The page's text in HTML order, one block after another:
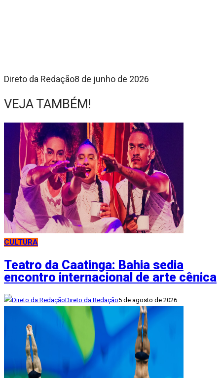
Direto da Redação8 de junho de 2026
VEJA TAMBÉM!
CULTURA
Teatro da Caatinga: Bahia sedia
encontro internacional de arte cênica
Direto da Redação5 de agosto de 2026